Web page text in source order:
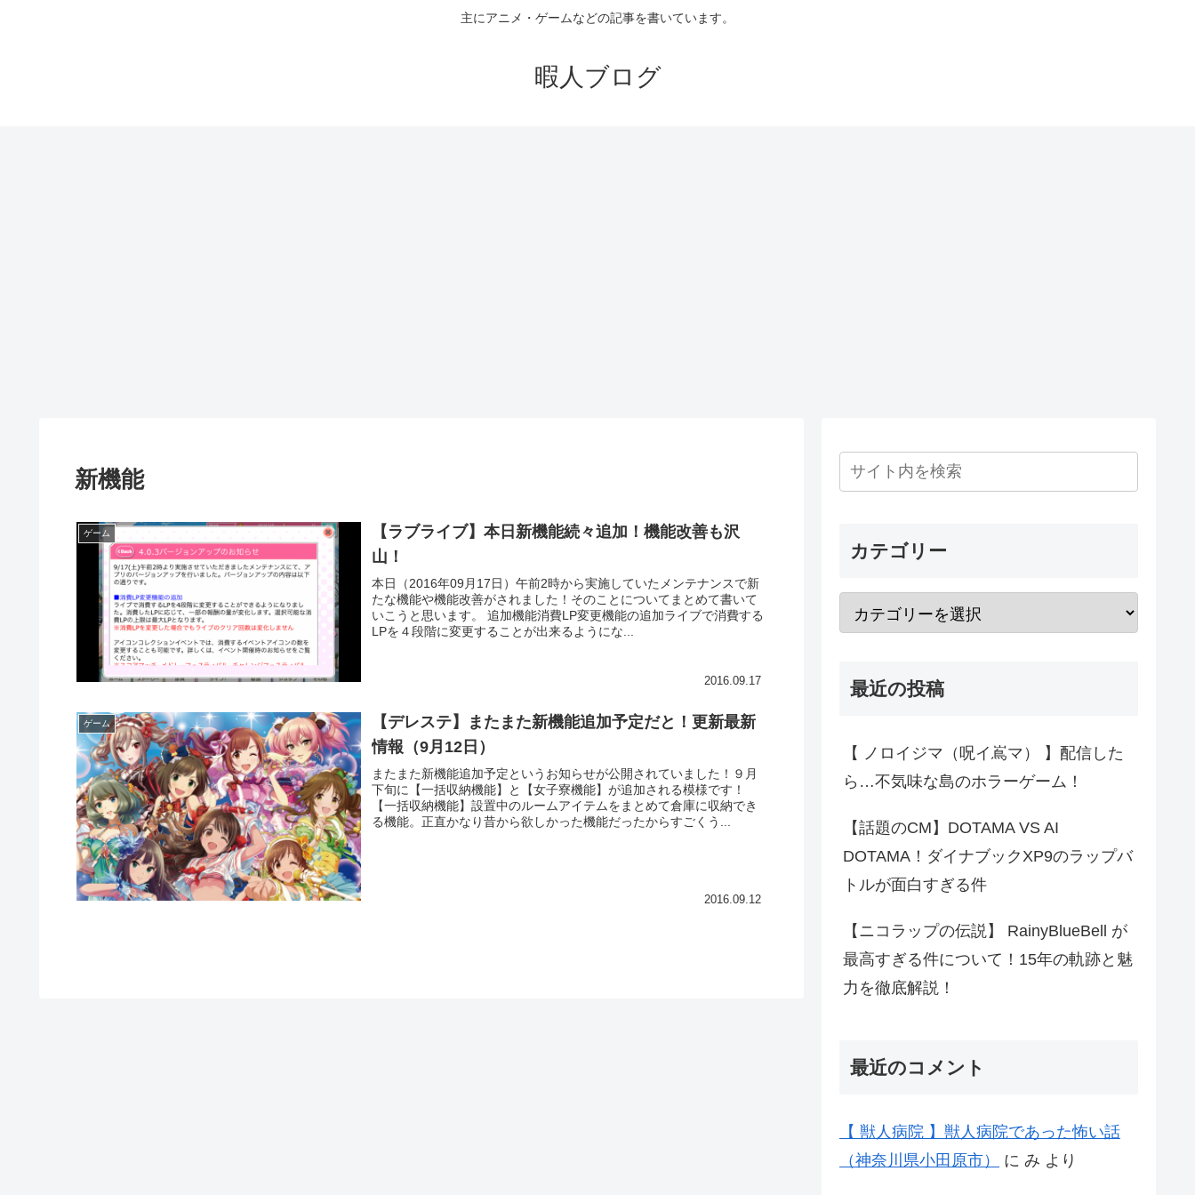
主にアニメ・ゲームなどの記事を書いています。
暇人ブログ
新機能
ゲーム
【ラブライブ】本日新機能続々追加！機能改善も沢
山！
本日（2016年09月17日）午前2時から実施していたメンテナンスで新
たな機能や機能改善がされました！そのことについてまとめて書いて
いこうと思います。 追加機能消費LP変更機能の追加ライブで消費する
LPを４段階に変更することが出来るようにな...
2016.09.17
ゲーム
【デレステ】またまた新機能追加予定だと！更新最新
情報（9月12日）
またまた新機能追加予定というお知らせが公開されていました！９月
下旬に【一括収納機能】と【女子寮機能】が追加される模様です！
【一括収納機能】設置中のルームアイテムをまとめて倉庫に収納でき
る機能。正直かなり昔から欲しかった機能だったからすごくう...
2016.09.12
カテゴリー
最近の投稿
【 ノロイジマ（呪イ嶌マ） 】配信した
ら…不気味な島のホラーゲーム！
【話題のCM】DOTAMA VS AI
DOTAMA！ダイナブックXP9のラップバ
トルが面白すぎる件
【ニコラップの伝説】 RainyBlueBell が
最高すぎる件について！15年の軌跡と魅
力を徹底解説！
最近のコメント
【 獣人病院 】獣人病院であった怖い話
（神奈川県小田原市）
に み より